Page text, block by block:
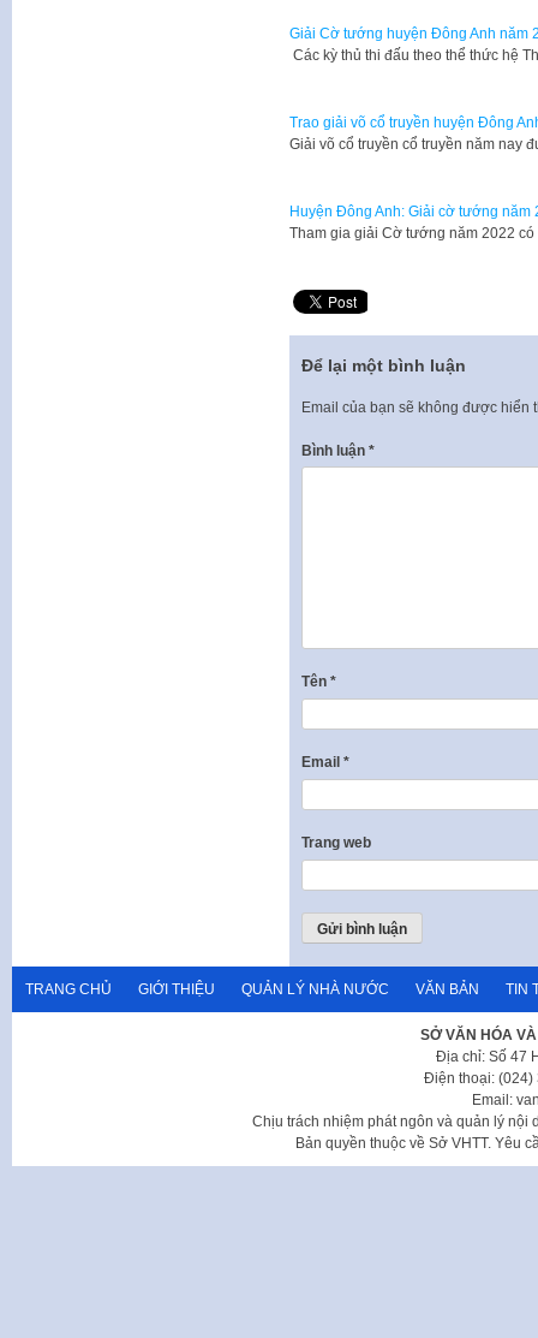
Giải Cờ tướng huyện Đông Anh năm
Các kỳ thủ thi đấu theo thể thức hệ
Trao giải võ cổ truyền huyện Đông
Giải võ cổ truyền cổ truyền năm nay
Huyện Đông Anh: Giải cờ tướng năm
Tham gia giải Cờ tướng năm 2022
Để lại một bình luận
Email của bạn sẽ không được hiển
Bình luận *
Tên *
Email *
Trang web
TRANG CHỦ GIỚI THIỆU QUẢN LÝ NHÀ NƯỚC VĂN BẢN TIN
SỞ VĂN HÓA
Địa chỉ: Số 47
Điện thoại: (024)
Email:
Chịu trách nhiệm phát ngôn và quản lý nội
Bản quyền thuộc về Sở VHTT. Yêu